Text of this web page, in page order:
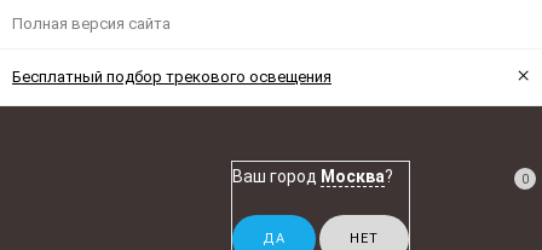
Полная версия сайта
Бесплатный подбор трекового освещения ×
Ваш город Москва? 0